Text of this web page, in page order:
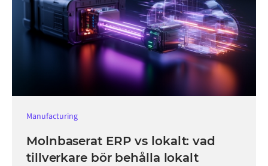
Manufacturing
Molnbaserat ERP vs lokalt: vad
tillverkare bör behålla lokalt